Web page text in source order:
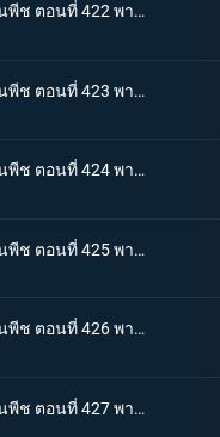
One piece วันพีช ตอนที่ 422 พากย์ไทย การบุกที่เสี่ยงด้วยชีวิต! คุกนรกใต้สมุทรอิมเพลดาวน์
One piece วันพีช ตอนที่ 423 พากย์ไทย พบกันอีกครั้งในนรก!? ผู้มีพลังผลบาระบาระ!
One piece วันพีช ตอนที่ 424 พากย์ไทย ถล่มนรกดอกบัวแดง! กับแผนการสุดอลังการของบากี้
One piece วันพีช ตอนที่ 425 พากย์ไทย ชายที่แข็งแกร่งที่สุดในคุก! มนุษย์พิษร้ายพัศดีมาเจลแลน
One piece วันพีช ตอนที่ 426 พากย์ไทย ตอนพิเศษก่อนเข้าภาคมูฟวี่ ความทะเยอทะยานของราชสีห์ทองคำที่เริ่มเคลื่อนไหว!
One piece วันพีช ตอนที่ 427 พากย์ไทย ตอนพิเศษก่อนเข้าภาคมูฟวี่! ลิตเติ้ลอีสต์บลูที่ถูกหมายตา!